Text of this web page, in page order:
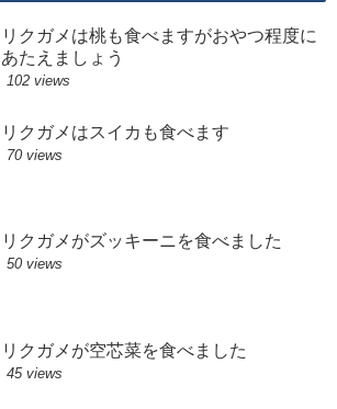
リクガメは桃も食べますがおやつ程度に
あたえましょう
102 views
リクガメはスイカも食べます
70 views
リクガメがズッキーニを食べました
50 views
リクガメが空芯菜を食べました
45 views